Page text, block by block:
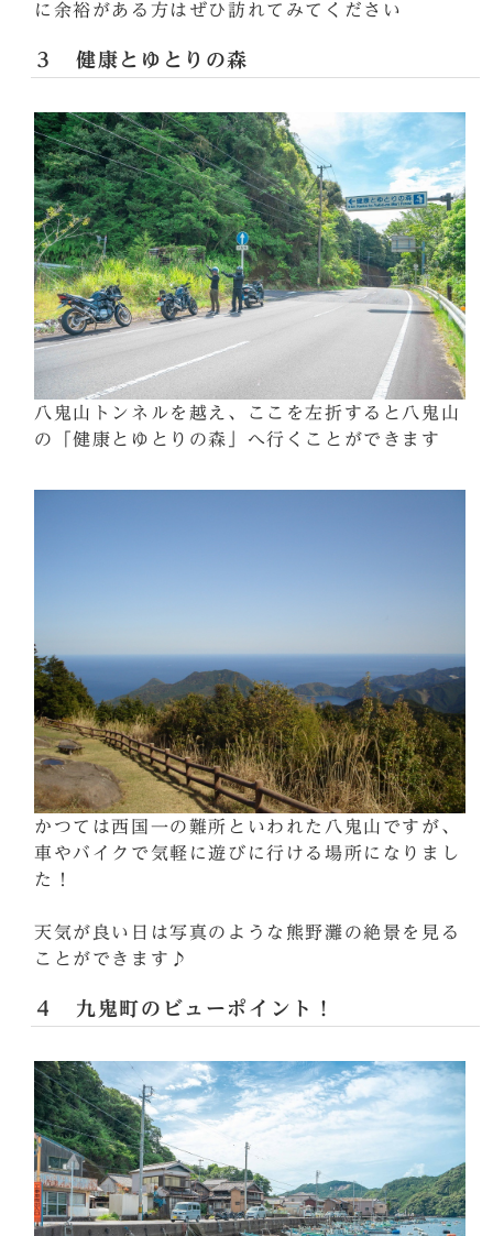
に余裕がある方はぜひ訪れてみてください
３ 健康とゆとりの森
八鬼山トンネルを越え、ここを左折すると八鬼山
の「健康とゆとりの森」へ行くことができます
かつては西国一の難所といわれた八鬼山ですが、
車やバイクで気軽に遊びに行ける場所になりまし
た！
天気が良い日は写真のような熊野灘の絶景を見る
ことができます♪
４ 九鬼町のビューポイント！